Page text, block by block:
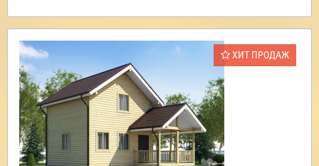
ХИТ ПРОДАЖ